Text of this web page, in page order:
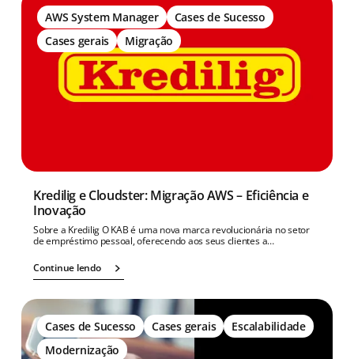
AWS System Manager
Cases de Sucesso
Cases gerais
Migração
Kredilig e Cloudster: Migração AWS – Eficiência e
Inovação
Sobre a Kredilig O KAB é uma nova marca revolucionária no setor
de empréstimo pessoal, oferecendo aos seus clientes a…
Continue lendo
Cases de Sucesso Cases gerais
Escalabilidade
Modernização